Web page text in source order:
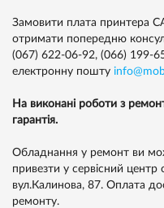
Замовити плата принтера
отримати попередню
(067) 622-06-92, (066) 199-
електронну пошту
На виконані роботи з
гарантія.
Обладнання у ремонт ви
привезти у сервісний
вул.Калинова, 87. Оплата
ремонту.